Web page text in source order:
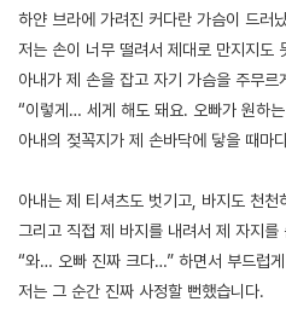
하얀 브라에 가려진 커다란 가슴이 드러
저는 손이 너무 떨려서 제대로 만지지도
아내가 제 손을 잡고 자기 가슴을 주무르
“이렇게… 세게 해도 돼요. 오빠가 원하
아내의 젖꼭지가 제 손바닥에 닿을 때마
아내는 제 티셔츠도 벗기고, 바지도 천천
그리고 직접 제 바지를 내려서 제 자지를
“와… 오빠 진짜 크다…” 하면서 부드럽
저는 그 순간 진짜 사정할 뻔했습니다.